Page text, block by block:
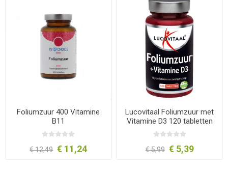
Foliumzuur 400 Vitamine
B11
€ 12,49 € 11,24
Lucovitaal Foliumzuur met
Vitamine D3 120 tabletten
€ 5,99 € 5,39